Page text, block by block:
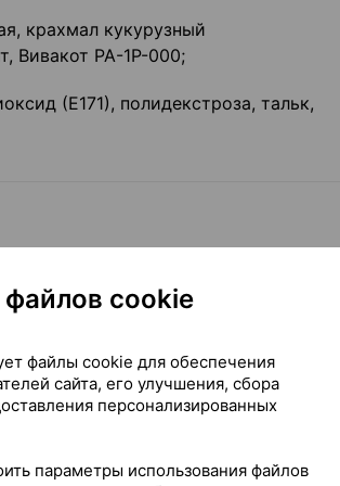
крахмал кукурузный
Вивакот РА-1Р-000;
(Е171), полидекстроза, тальк,
рецепторов ангиотензина II и
и гидрохлортиазида.
действие, снижая уровень
cookie
файлы cookie для обеспечения
сайта, его улучшения, сбора
персонализированных
параметры использования файлов